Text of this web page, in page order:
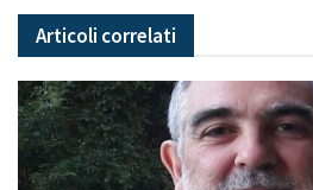
Articoli correlati